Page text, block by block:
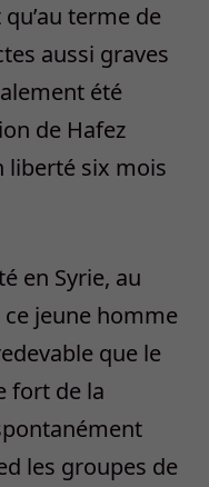
terme de
aussi graves
été
de Hafez
liberté six mois
en Syrie, au
ce jeune homme
que le
fort de la
les groupes de